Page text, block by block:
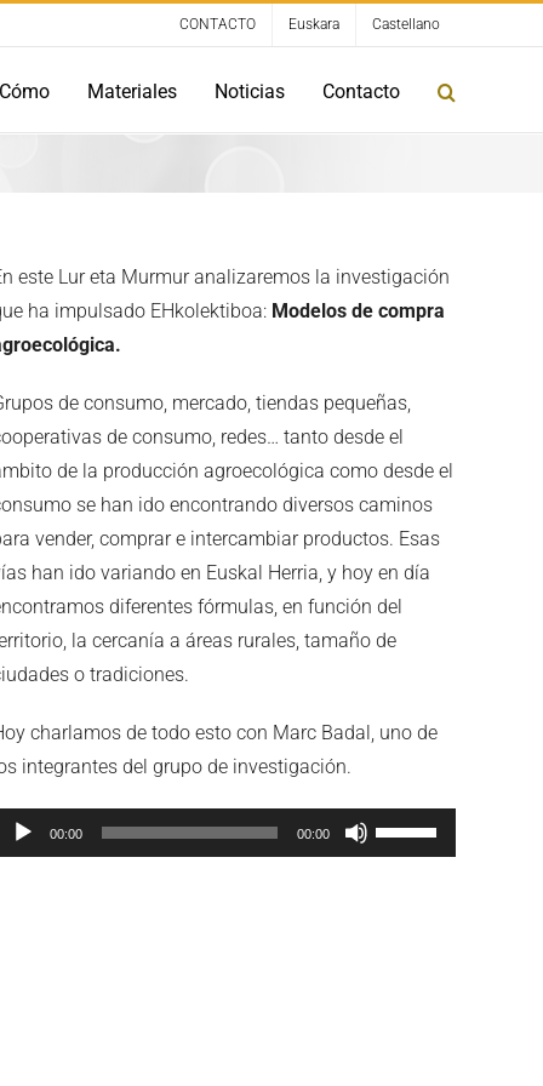
CONTACTO Euskara Castellano
Cómo Materiales Noticias Contacto
este Lur eta Murmur analizaremos la investigación
ha impulsado EHkolektiboa: Modelos de compra
de consumo, mercado, tiendas pequeñas,
de consumo, redes… tanto desde el
de la producción agroecológica como desde el
se han ido encontrando diversos caminos
vender, comprar e intercambiar productos. Esas
han ido variando en Euskal Herria, y hoy en día
diferentes fórmulas, en función del
la cercanía a áreas rurales, tamaño de
o tradiciones.
charlamos de todo esto con Marc Badal, uno de
integrantes del grupo de investigación.
Reproductor
00:00 00:00
Utiliza
las